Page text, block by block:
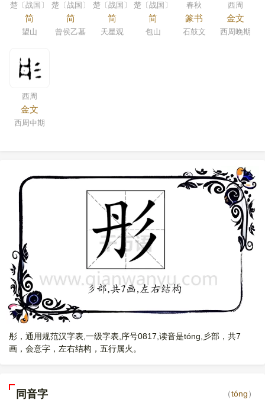
楚〔战国〕
简
望山
楚〔战国〕
简
曾侯乙墓
楚〔战国〕
简
天星观
楚〔战国〕
简
包山
春秋
篆书
石鼓文
西周
金文
西周晚期
西周
金文
西周中期
彤，通用规范汉字表,一级字表,序号0817,读音是tóng,彡部，共7
画，会意字，左右结构，五行属火。
同音字 （tóng）